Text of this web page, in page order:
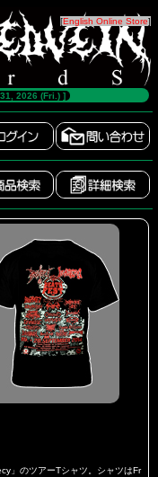
[English Online Store]
2026 (Fri.) ]
」のツアーTシャツ。シャツはFr